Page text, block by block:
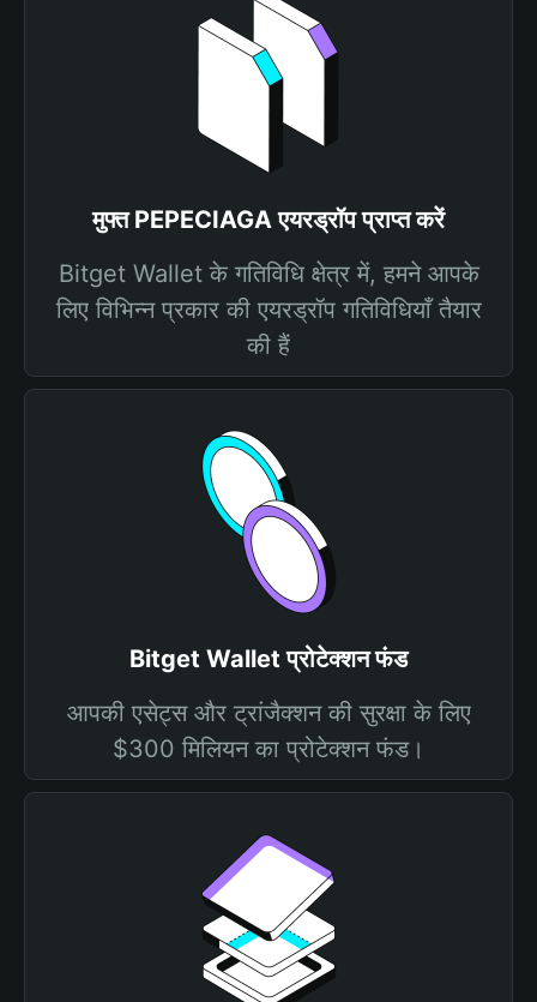
मुफ्त PEPECIAGA एयरड्रॉप प्राप्त करें
Bitget Wallet के गतिविधि क्षेत्र में, हमने आपके
लिए विभिन्न प्रकार की एयरड्रॉप गतिविधियाँ तैयार
की हैं
Bitget Wallet प्रोटेक्शन फंड
आपकी एसेट्स और ट्रांजैक्शन की सुरक्षा के लिए
$300 मिलियन का प्रोटेक्शन फंड।